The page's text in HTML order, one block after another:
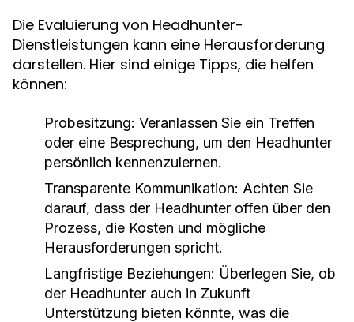
Die Evaluierung von Headhunter-
Dienstleistungen kann eine Herausforderung
darstellen. Hier sind einige Tipps, die helfen
können:
Probesitzung: Veranlassen Sie ein Treffen
oder eine Besprechung, um den Headhunter
persönlich kennenzulernen.
Transparente Kommunikation: Achten Sie
darauf, dass der Headhunter offen über den
Prozess, die Kosten und mögliche
Herausforderungen spricht.
Langfristige Beziehungen: Überlegen Sie, ob
der Headhunter auch in Zukunft
Unterstützung bieten könnte, was die